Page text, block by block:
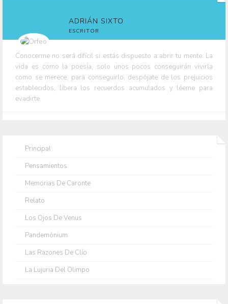
ADRIÁN SIXTO
ESCRITOR
Conocerme no será difícil si estás dispuesto a abrir tu mente. La
vida es como la poesía, solo unos pocos conseguirán vivirla
como se merece; para conseguirlo, despójate de los prejuicios
establecidos, libera los recuerdos acumulados y léeme para
evadirte.
Principal
Pensamientos
Memorias De Caronte
Relato
Los Ojos De Venus
Pandemónium
Las Razones De Clío
La Lujuria Del Olimpo